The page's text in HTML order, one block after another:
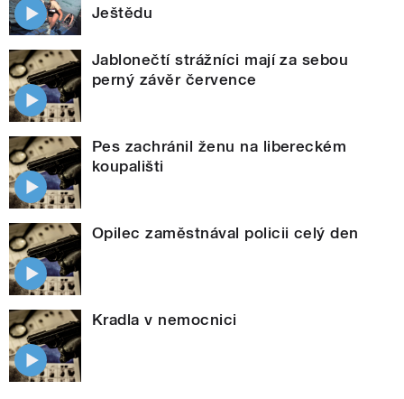
Ještědu
Jablonečtí strážníci mají za sebou
perný závěr července
Pes zachránil ženu na libereckém
koupališti
Opilec zaměstnával policii celý den
Kradla v nemocnici